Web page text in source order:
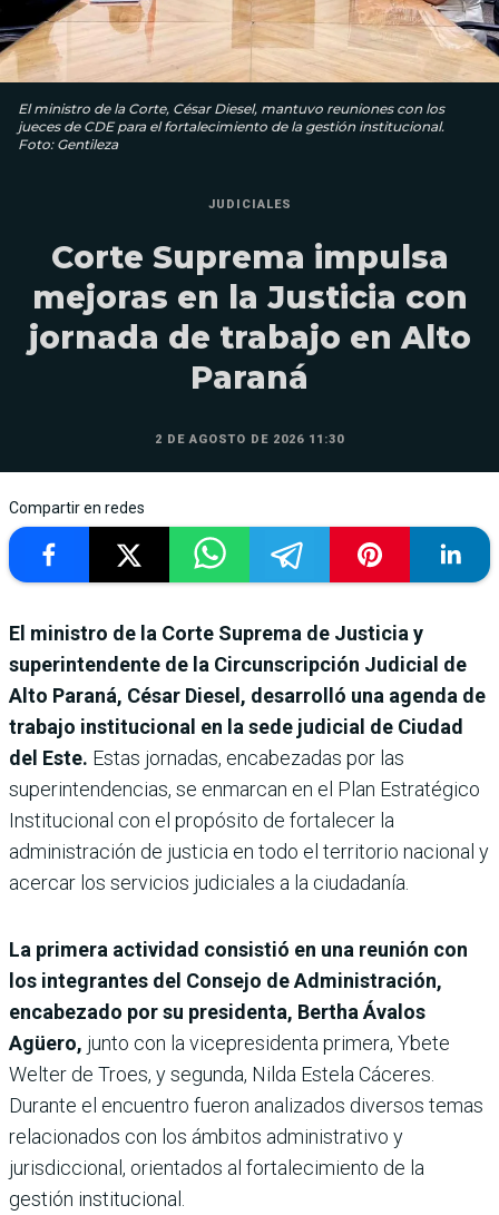
El ministro de la Corte, César Diesel, mantuvo reuniones con los
jueces de CDE para el fortalecimiento de la gestión institucional.
Foto: Gentileza
JUDICIALES
Corte Suprema impulsa
mejoras en la Justicia con
jornada de trabajo en Alto
Paraná
2 DE AGOSTO DE 2026 11:30
Compartir en redes
El ministro de la Corte Suprema de Justicia y
superintendente de la Circunscripción Judicial de
Alto Paraná, César Diesel, desarrolló una agenda de
trabajo institucional en la sede judicial de Ciudad
del Este. Estas jornadas, encabezadas por las
superintendencias, se enmarcan en el Plan Estratégico
Institucional con el propósito de fortalecer la
administración de justicia en todo el territorio nacional y
acercar los servicios judiciales a la ciudadanía.
La primera actividad consistió en una reunión con
los integrantes del Consejo de Administración,
encabezado por su presidenta, Bertha Ávalos
Agüero, junto con la vicepresidenta primera, Ybete
Welter de Troes, y segunda, Nilda Estela Cáceres.
Durante el encuentro fueron analizados diversos temas
relacionados con los ámbitos administrativo y
jurisdiccional, orientados al fortalecimiento de la
gestión institucional.